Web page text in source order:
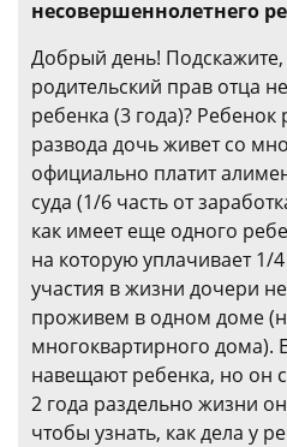
несовершеннолетнего
Добрый день!
родительский прав отца
ребенка (3 года)?
развода дочь живет со
официально платит
суда (1/6 часть от
как имеет еще одного
на которую уплачивает 1/
участия в жизни дочери
проживем в одном доме
многоквартирного дома).
навещают ребенка, но он
2 года раздельно жизни
чтобы узнать, как дела у